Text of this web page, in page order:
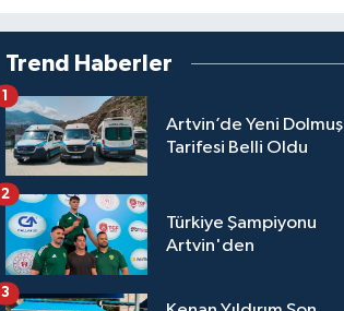
Trend Haberler
Artvin’de Yeni Dolmuş
Tarifesi Belli Oldu
1
Türkiye Şampiyonu
Artvin'den
2
3